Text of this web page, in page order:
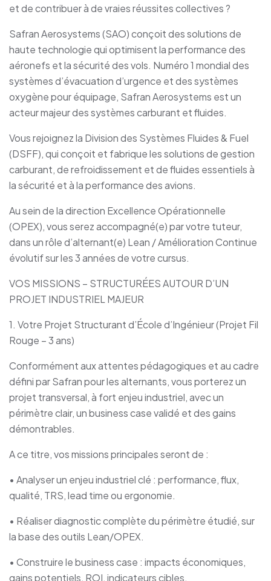
et de contribuer à de vraies réussites collectives ?
Safran Aerosystems (SAO) conçoit des solutions de
haute technologie qui optimisent la performance des
aéronefs et la sécurité des vols. Numéro 1 mondial des
systèmes d’évacuation d’urgence et des systèmes
oxygène pour équipage, Safran Aerosystems est un
acteur majeur des systèmes carburant et fluides.
Vous rejoignez la Division des Systèmes Fluides & Fuel
(DSFF), qui conçoit et fabrique les solutions de gestion
carburant, de refroidissement et de fluides essentiels à
la sécurité et à la performance des avions.
Au sein de la direction Excellence Opérationnelle
(OPEX), vous serez accompagné(e) par votre tuteur,
dans un rôle d’alternant(e) Lean / Amélioration Continue
évolutif sur les 3 années de votre cursus.
VOS MISSIONS – STRUCTURÉES AUTOUR D’UN
PROJET INDUSTRIEL MAJEUR
1. Votre Projet Structurant d’École d’Ingénieur (Projet Fil
Rouge – 3 ans)
Conformément aux attentes pédagogiques et au cadre
défini par Safran pour les alternants, vous porterez un
projet transversal, à fort enjeu industriel, avec un
périmètre clair, un business case validé et des gains
démontrables.
A ce titre, vos missions principales seront de :
• Analyser un enjeu industriel clé : performance, flux,
qualité, TRS, lead time ou ergonomie.
• Réaliser diagnostic complète du périmètre étudié, sur
la base des outils Lean/OPEX.
• Construire le business case : impacts économiques,
gains potentiels, ROI, indicateurs cibles.